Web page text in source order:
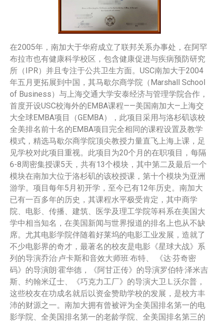
在2005年，南加大于华府成立了联邦关系办事处，在阿罕
布拉市也有健康科学校区，包含健康促进与疾病预防研究
所（IPR）并且专注于公共卫生方面。USC南加大于2004
年五月更拓展到中国，其马歇尔商学院（Marshall School
of Business）与上海交通大学安泰经济与管理学院合作，
首度开设USC校海外的EMBA课程——美国南加大—上海交
大全球EMBA项目（GEMBA），此项目采用与洛杉矶该校
全美排名前十名的EMBA项目完全相同的课程设置及教学
模式，精选马歇尔商学院顶尖教授力量直飞上海上课，足
见学校对此项目重视。此项目为20个月的在职项目，每隔
6-8周密集授课5天，共有13个模块，其中第二及最后一个
模块在南加大位于洛杉矶的该校授课，第十个模块为亚洲
游学。项目每年5月初开学，至今已有12年历史。南加大
已有一百多年的历史，其课程水平极受肯定，其中商学
院、电影、传播、建筑、医学及理工学院等科系在美国大
学中相当知名，在美国新闻与世界报道的排名上也从不缺
席。尤其电影学院伴随着好莱坞的电影工业发展，造就了
不少电影界的奇才，最著名的校友是电影《星球大战》系
列的导演乔治·卢卡斯和音效大师班·布特、 《达·芬奇密
码》的导演朗·霍华德，《阿甘正传》的导演罗伯特·泽米吉
斯、约翰米辽士、《巧克力工厂》的导演大卫.L.沃尔普，
这些校友在功成名就后以资金赞助学校的发展，是校方丰
沛的财源之一。南加大拥有曾被评为全美国排名第一的电
影学院、全美国排名第一的老龄学院、全美国排名第三的